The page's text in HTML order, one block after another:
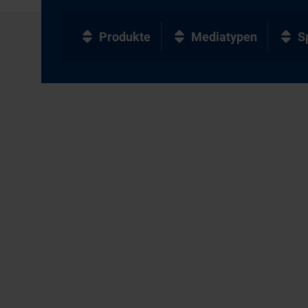
Produkte Mediatypen